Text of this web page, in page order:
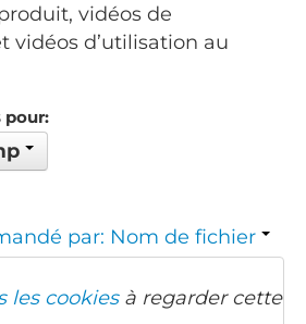
vidéos de
vidéos d’utilisation au
pour:
par: Nom de fichier
les cookiesà regarder cette